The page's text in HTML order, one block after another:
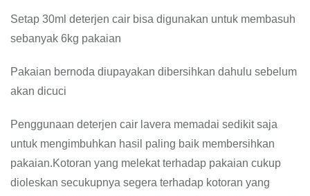
Setap 30ml deterjen cair bisa digunakan untuk membasuh
sebanyak 6kg pakaian
Pakaian bernoda diupayakan dibersihkan dahulu sebelum
akan dicuci
Penggunaan deterjen cair lavera memadai sedikit saja
untuk mengimbuhkan hasil paling baik membersihkan
pakaian.Kotoran yang melekat terhadap pakaian cukup
dioleskan secukupnya segera terhadap kotoran yang